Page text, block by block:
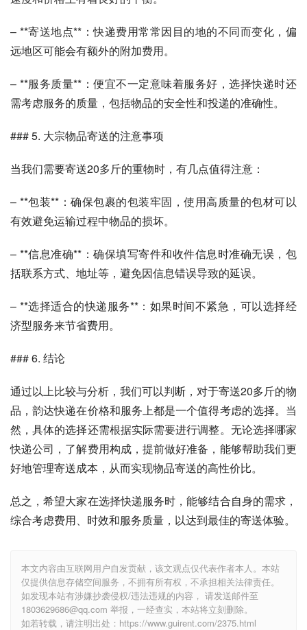
– **寄送地点**：快递费用常常因目的地的不同而变化，偏
远地区可能会有额外的附加费用。
– **服务质量**：便宜不一定意味着服务好，选择快递时还
需考虑服务的质量，包括物品的安全性和投递的准确性。
### 5. 大宗物品寄送的注意事项
当我们需要寄送20多斤的重物时，有几点值得注意：
– **包装**：确保包裹的包装牢固，使用高质量的包材可以
有效避免运输过程中物品的损坏。
– **信息准确**：确保填写寄件和收件信息时准确无误，包
括联系方式、地址等，避免因信息错误导致的延误。
– **选择适合的快递服务**：如果时间不紧急，可以选择经
济型服务来节省费用。
### 6. 结论
通过以上比较与分析，我们可以判断，对于寄送20多斤的物
品，韵达快递在价格和服务上都是一个值得考虑的选择。当
然，具体的选择还需根据实际需要进行调整。无论选择哪家
快递公司，了解费用构成，提前做好准备，能够帮助我们更
好地管理寄送成本，从而实现物品寄送的高性价比。
总之，希望大家在选择快递服务时，能够结合自身的需求，
综合考虑费用、时效和服务质量，以达到最佳的寄送体验。
本文内容由互联网用户自发贡献，该文观点仅代表作者本人。本站
仅提供信息存储空间服务，不拥有所有权，不承担相关法律责任。
如发现本站有涉嫌抄袭侵权/违法违规的内容， 请发送邮件至
1803629686@qq.com 举报，一经查实，本站将立刻删除。
如若转载，请注明出处：https://www.guirent.com/2375.html